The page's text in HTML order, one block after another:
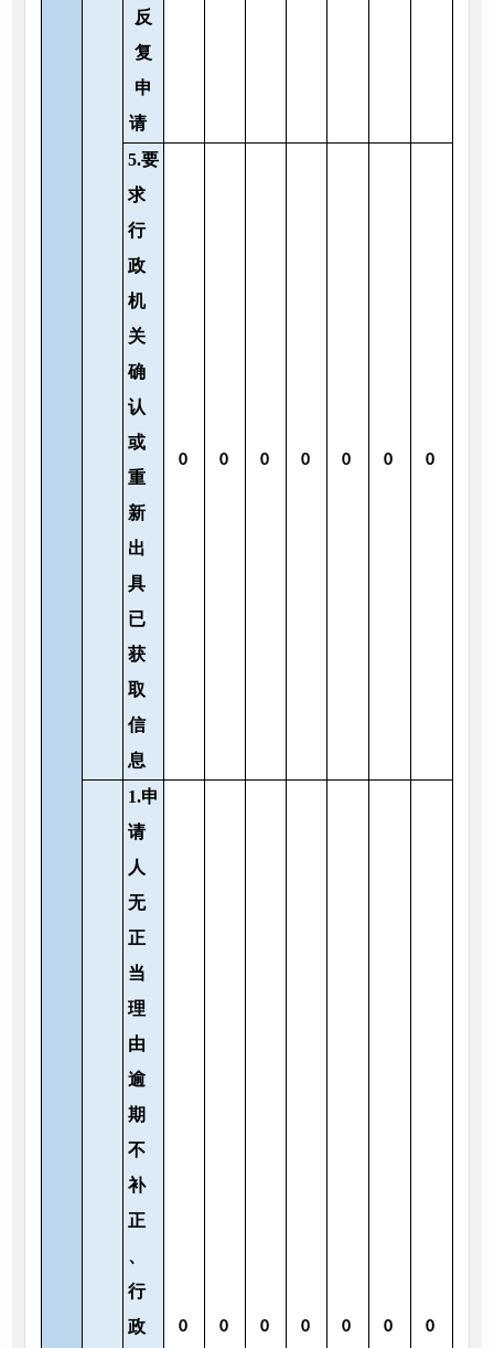
反
复
申
请
5.要
求
行
政
机
关
确
认
或
重
新
出
具
已
获
取
信
息
0 0 0 0 0 0 0
1.申
请
人
无
正
当
理
由
逾
期
不
补
正
、
行
政
0 0 0 0 0 0 0